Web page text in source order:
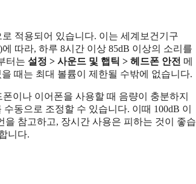
적용되어 있습니다. 이는 세계보건기구
따라, 하루 8시간 이상 85dB 이상의 소리를
터는 설정 > 사운드 및 햅틱 > 헤드폰 안전 메
때는 최대 볼륨이 제한될 수밖에 없습니다.
이나 이어폰을 사용할 때 음량이 충분하지
동으로 조정할 수 있습니다. 이때 100dB 이
참고하고, 장시간 사용은 피하는 것이 좋습
니다.